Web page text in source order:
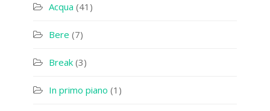
Acqua (41)
Bere (7)
Break (3)
In primo piano (1)